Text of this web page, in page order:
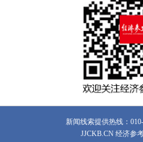
新闻线索提供热线：
JJCKB.CN 经济参